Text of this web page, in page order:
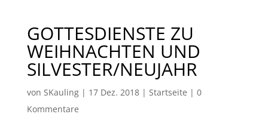
GOTTESDIENSTE ZU
WEIHNACHTEN UND
SILVESTER/NEUJAHR
von SKauling| 17 Dez. 2018| Startseite | 0
Kommentare